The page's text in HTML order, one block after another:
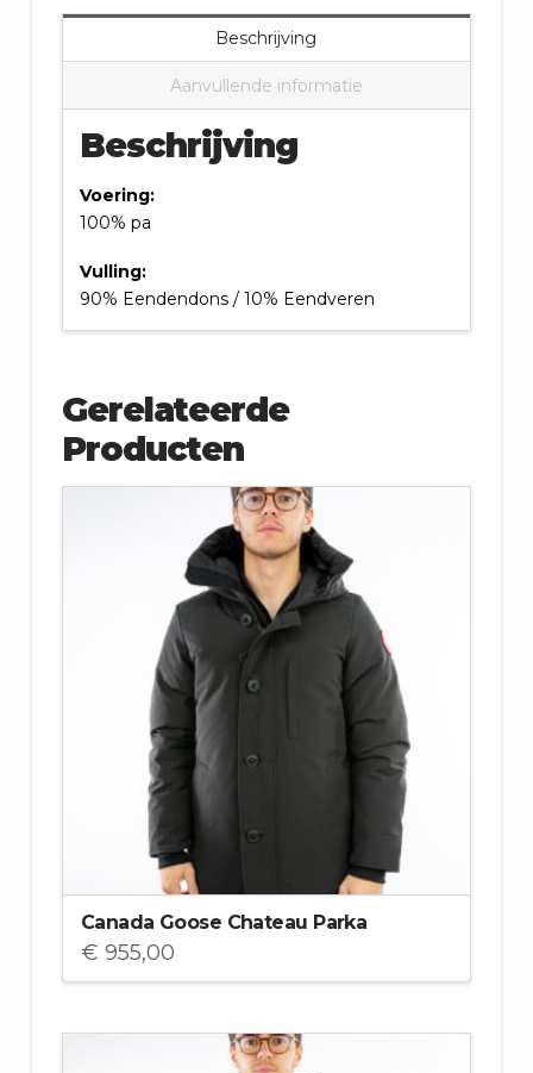
Beschrijving
Aanvullende informatie
Beschrijving
Voering:
100% pa
Vulling:
90% Eendendons / 10% Eendveren
Gerelateerde
Producten
Canada Goose Chateau Parka
€ 955,00